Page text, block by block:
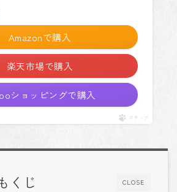
Amazonで購入
楽天市場で購入
ショッピングで購入
ポチップ
CLOSE
くじ